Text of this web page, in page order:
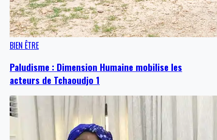
BIEN ÊTRE
Paludisme : Dimension Humaine mobilise les
acteurs de Tchaoudjo 1